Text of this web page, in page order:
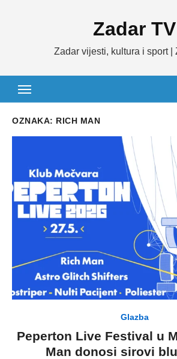
Zadar TV
Zadar vijesti, kultura i sport |
OZNAKA: RICH MAN
Glazba
Peperton Live Festival u
Man donosi sirovi